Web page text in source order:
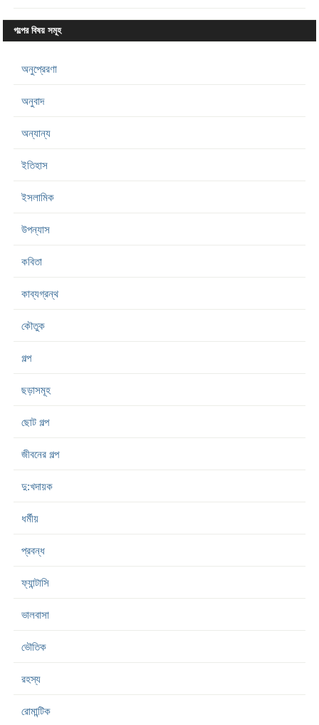
গল্পের বিষয় সমূহ
অনুপ্রেরণা
অনুবাদ
অন্যান্য
ইতিহাস
ইসলামিক
উপন্যাস
কবিতা
কাব্যগ্রন্থ
কৌতুক
গল্প
ছড়াসমূহ
ছোট গল্প
জীবনের গল্প
দু:খদায়ক
ধর্মীয়
প্রবন্ধ
ফ্যান্টাসি
ভালবাসা
ভৌতিক
রহস্য
রোমান্টিক